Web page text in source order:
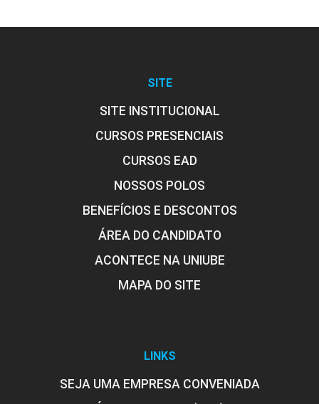
SITE
SITE INSTITUCIONAL
CURSOS PRESENCIAIS
CURSOS EAD
NOSSOS POLOS
BENEFÍCIOS E DESCONTOS
ÁREA DO CANDIDATO
ACONTECE NA UNIUBE
MAPA DO SITE
LINKS
SEJA UMA EMPRESA CONVENIADA